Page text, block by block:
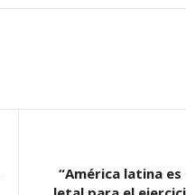
“América latina